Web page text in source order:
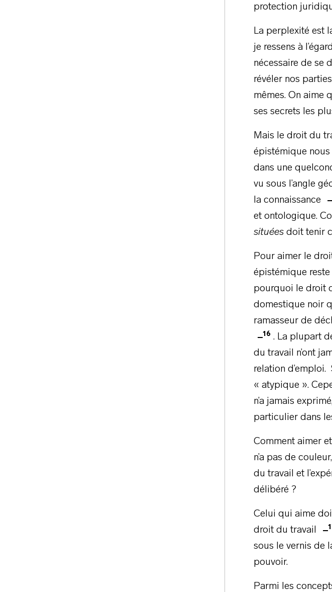
protection
La perplexité est
je ressens à
nécessaire de se
révéler nos
mêmes. On aime
ses secrets les
Mais le droit du
épistémique
dans une
vu sous l’angle
la connaissance
et ontologique.
situéesdoit tenir
Pour aimer le
épistémique
pourquoi le droit
domestique noir
ramasseur de
16 . La plupart
du travail n’ont
relation
« atypique ».
n’a jamais
particulier dans
Comment aimer
n’a pas de
du travail et
délibéré ?
Celui qui aime
droit du travail
sous le vernis de
pouvoir.
Parmi les